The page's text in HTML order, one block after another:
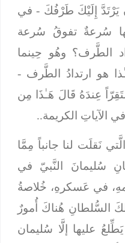
يَرْتَدَّ إِلَيْكَ طَرْفُكَ - في
سُرعةٌ تفوقُ سُرعة
الطَّرف؟ وهُو حِينما
هو ارتدادُ الطَّرف -
عِندَهُ قَالَ هَـٰذَا مِن
الآياتِ الكريمة..
نَقلَت لنا جانباً مِمَّا
سُليمانَ النَّبيّ في
في عَسكرهِ، خُلاصةُ
السُّلطانِ هُناكَ أُمورٌ
عليها إلَّا سُليمان